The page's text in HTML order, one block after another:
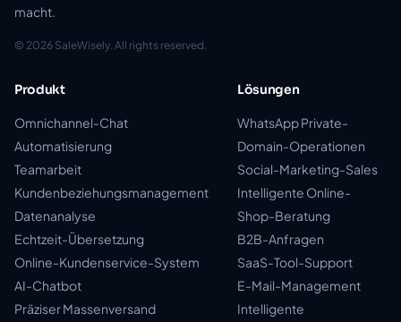
macht.
© 2026 SaleWisely. All rights reserved.
Produkt
Omnichannel-Chat
Automatisierung
Teamarbeit
Kundenbeziehungsmanagement
Datenanalyse
Echtzeit-Übersetzung
Online-Kundenservice-System
AI-Chatbot
Präziser Massenversand
Lösungen
WhatsApp Private-
Domain-Operationen
Social-Marketing-Sales
Intelligente Online-
Shop-Beratung
B2B-Anfragen
SaaS-Tool-Support
E-Mail-Management
Intelligente